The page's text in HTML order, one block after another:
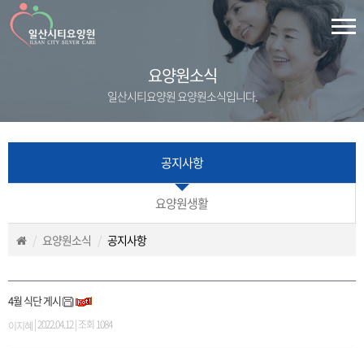
요양원소식
일산시티요양원 요양원소식입니다.
공지사항
요양원생활
요양원소식 공지사항
4월 식단 게시
이지혜| 2022.04.12 | 조회 1084